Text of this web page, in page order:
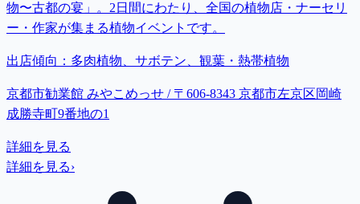
物〜古都の宴」。2日間にわたり、全国の植物店・ナーセリ
ー・作家が集まる植物イベントです。
出店傾向： 多肉植物、サボテン、観葉・熱帯植物
京都市勧業館 みやこめっせ / 〒606-8343 京都市左京区岡崎
成勝寺町9番地の1
詳細を見る
詳細を見る›